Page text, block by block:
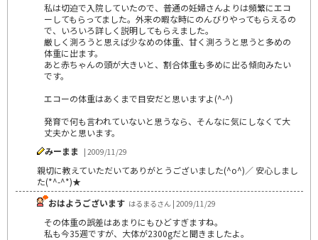
私は切迫で入院していたので、普通の妊婦さんよりは頻繁にエコ
ーしてもらってました。外来の暇な時にのんびりやってもらえるの
で、いろいろ詳しく説明してもらえました。
厳しく測ろうと思えば少なめの体重、甘く測ろうと思うと多めの
体重に出ます。
あと赤ちゃんの頭が大きいと、割合体重も多めに出る傾向みたい
です。
エコーの体重はあくまで目安だと思いますよ(^-^)
発育で何も言われていないと思うなら、そんなに気にしなくて大
丈夫かと思います。
みーまま
| 2009/11/29
親切に教えていただいてありがとうございました(^o^)／ 安心しまし
た(*^-^*)★
おはようございます はるまるさん | 2009/11/29
その体重の誤差はあまりにもひどすぎますね。
私も今35週ですが、大体が2300gだと聞きましたよ。